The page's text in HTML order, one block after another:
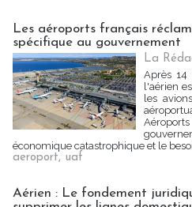
Les aéroports français
spécifique au gouvernement
La
Après 14
l'aérien
les
économique catastrophique et le
aeroport, uaf
Aérien : Le fondement